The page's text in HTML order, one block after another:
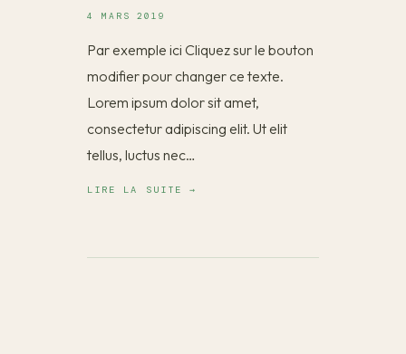
4 MARS 2019
Par exemple ici Cliquez sur le bouton
modifier pour changer ce texte.
Lorem ipsum dolor sit amet,
consectetur adipiscing elit. Ut elit
tellus, luctus nec…
LIRE LA SUITE →